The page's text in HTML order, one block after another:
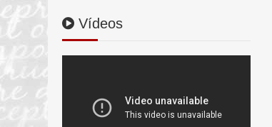
Vídeos